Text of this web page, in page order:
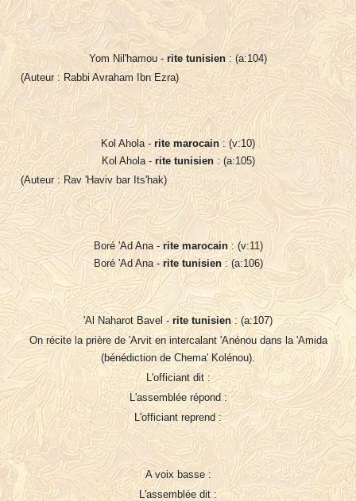
Yom Nil'hamou -rite tunisien : (a:104)
(Auteur : Rabbi Avraham Ibn Ezra)
Kol Ahola -rite marocain: (v:10)
Kol Ahola - rite tunisien: (a:105)
(Auteur : Rav 'Haviv bar Its'hak)
Boré 'Ad Ana -rite marocain: (v:11)
Boré 'Ad Ana -rite tunisien: (a:106)
'Al Naharot Bavel -rite tunisien: (a:107)
On récite la prière de 'Arvit en intercalant 'Anénou dans la 'Amida
(bénédiction de Chema' Kolénou).
L'officiant dit :
L'assemblée répond :
L'officiant reprend :
A voix basse :
L'assemblée dit :